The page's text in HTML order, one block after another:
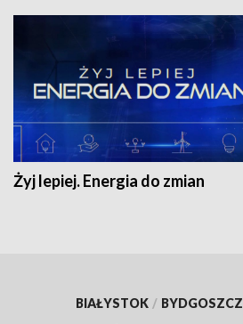
Żyj lepiej. Energia do zmian
BIAŁYSTOK / BYDGOSZCZ